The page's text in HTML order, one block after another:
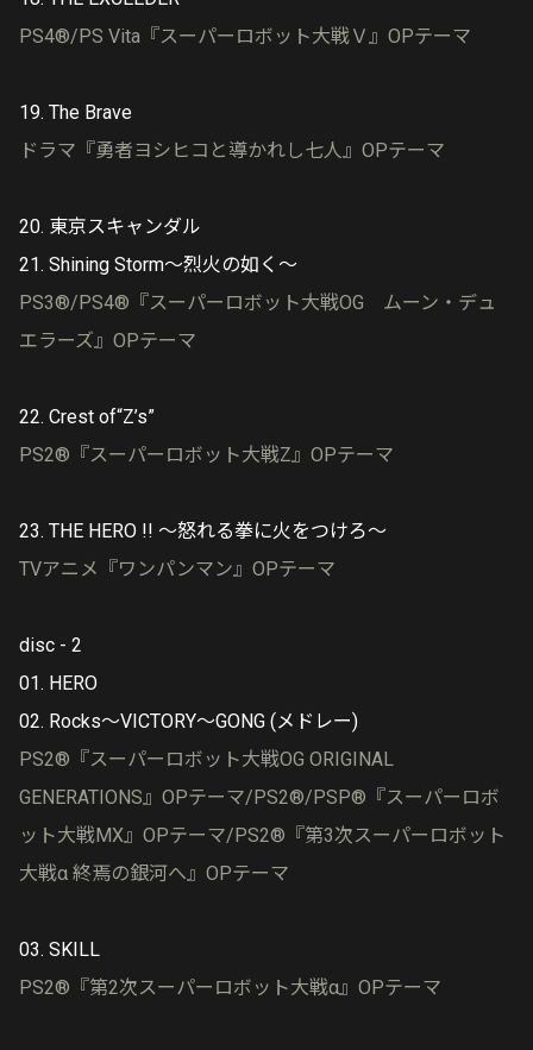
PS4®/PS Vita『スーパーロボット大戦Ｖ』OPテーマ
19. The Brave
ドラマ『勇者ヨシヒコと導かれし七人』OPテーマ
20. 東京スキャンダル
21. Shining Storm〜烈火の如く〜
PS3®/PS4®『スーパーロボット大戦OG ムーン・デュ
エラーズ』OPテーマ
22. Crest of“Z’s”
PS2®『スーパーロボット大戦Z』OPテーマ
23. THE HERO !! 〜怒れる拳に火をつけろ〜
TVアニメ『ワンパンマン』OPテーマ
disc - 2
01. HERO
02. Rocks〜VICTORY〜GONG (メドレー)
PS2®『スーパーロボット大戦OG ORIGINAL
GENERATIONS』OPテーマ/PS2®/PSP®『スーパーロボ
ット大戦MX』OPテーマ/PS2®『第3次スーパーロボット
大戦α 終焉の銀河へ』OPテーマ
03. SKILL
PS2®『第2次スーパーロボット大戦α』OPテーマ